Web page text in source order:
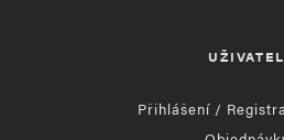
UŽIVATEL
Přihlášení /